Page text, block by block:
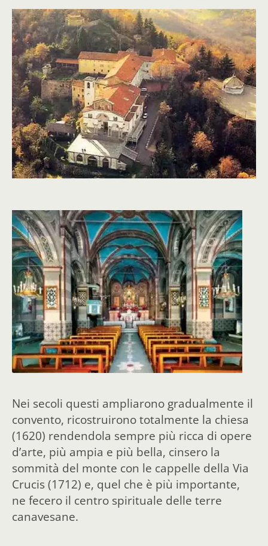
Nei secoli questi ampliarono gradualmente il
convento, ricostruirono totalmente la chiesa
(1620) rendendola sempre più ricca di opere
d’arte, più ampia e più bella, cinsero la
sommità del monte con le cappelle della Via
Crucis (1712) e, quel che è più importante,
ne fecero il centro spirituale delle terre
canavesane.